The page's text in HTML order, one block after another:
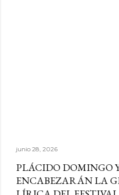
junio 28, 2026
PLÁCIDO DOMINGO
ENCABEZARÁN LA